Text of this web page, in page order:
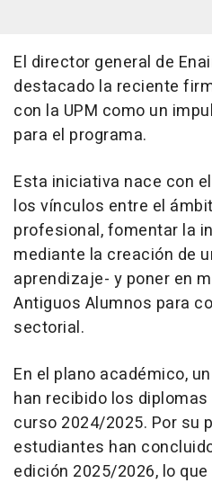
El director general de
destacado la reciente
con la UPM como un
para el programa.
Esta iniciativa nace con
los vínculos entre el
profesional, fomentar la
mediante la creación de
aprendizaje- y poner en
Antiguos Alumnos para
sectorial.
En el plano académico,
han recibido los
curso 2024/2025. Por su
estudiantes han
edición 2025/2026, lo